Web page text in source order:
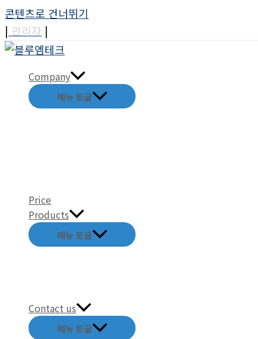
콘텐츠로 건너뛰기
| 관리자 |
Company
메뉴 토글
Price
Products
메뉴 토글
Contact us
메뉴 토글